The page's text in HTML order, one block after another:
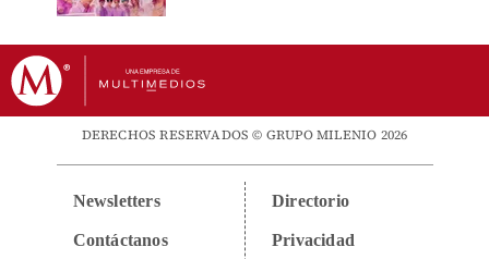
DERECHOS RESERVADOS © GRUPO MILENIO 2026
Newsletters
Contáctanos
Directorio
Privacidad